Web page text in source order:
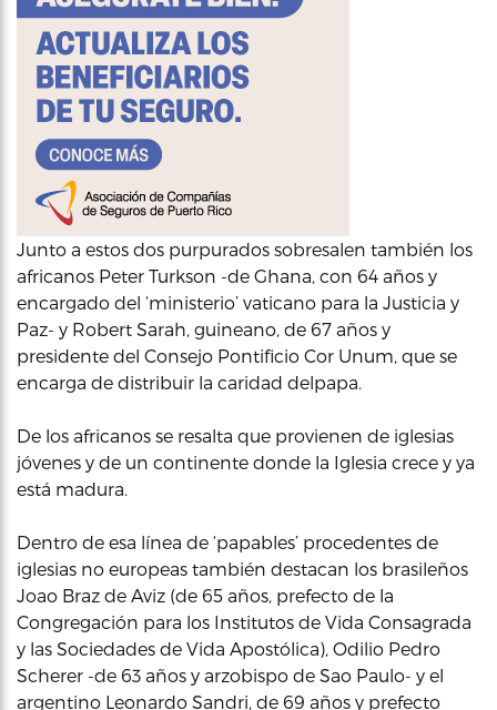
Junto a estos dos purpurados sobresalen también los
africanos Peter Turkson -de Ghana, con 64 años y
encargado del ‘ministerio’ vaticano para la Justicia y
Paz- y Robert Sarah, guineano, de 67 años y
presidente del Consejo Pontificio Cor Unum, que se
encarga de distribuir la caridad delpapa.
De los africanos se resalta que provienen de iglesias
jóvenes y de un continente donde la Iglesia crece y ya
está madura.
Dentro de esa línea de ‘papables’ procedentes de
iglesias no europeas también destacan los brasileños
Joao Braz de Aviz (de 65 años, prefecto de la
Congregación para los Institutos de Vida Consagrada
y las Sociedades de Vida Apostólica), Odilio Pedro
Scherer -de 63 años y arzobispo de Sao Paulo- y el
argentino Leonardo Sandri, de 69 años y prefecto